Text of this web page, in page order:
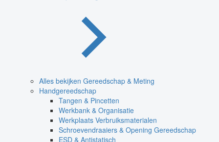
Alles bekijken Gereedschap & Meting
Handgereedschap
Tangen & Pincetten
Werkbank & Organisatie
Werkplaats Verbruiksmaterialen
Schroevendraaiers & Opening Gereedschap
ESD & Antistatisch